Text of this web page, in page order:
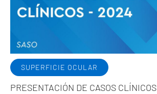
SUPERFICIE OCULAR
PRESENTACIÓN DE CASOS CLÍNICOS